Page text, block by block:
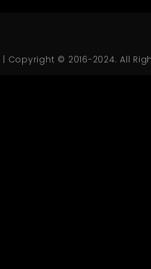
| Copyright © 2016-2024. All